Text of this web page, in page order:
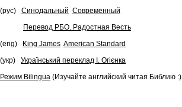
(рус)
Синодальный Современный
Перевод РБО. Радостная Весть
(eng)
King James American Standard
(укр)
Український переклад І. Огієнка
Режим Bilingua (Изучайте английский читая Библию :)